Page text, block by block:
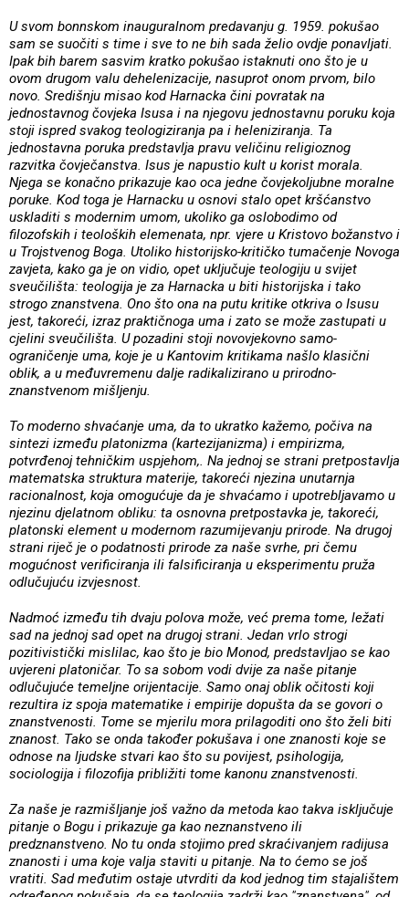
U svom bonnskom inauguralnom predavanju g. 1959. pokušao
sam se suočiti s time i sve to ne bih sada želio ovdje ponavljati.
Ipak bih barem sasvim kratko pokušao istaknuti ono što je u
ovom drugom valu dehelenizacije, nasuprot onom prvom, bilo
novo. Središnju misao kod Harnacka čini povratak na
jednostavnog čovjeka Isusa i na njegovu jednostavnu poruku koja
stoji ispred svakog teologiziranja pa i heleniziranja. Ta
jednostavna poruka predstavlja pravu veličinu religioznog
razvitka čovječanstva. Isus je napustio kult u korist morala.
Njega se konačno prikazuje kao oca jedne čovjekoljubne moralne
poruke. Kod toga je Harnacku u osnovi stalo opet kršćanstvo
uskladiti s modernim umom, ukoliko ga oslobodimo od
filozofskih i teoloških elemenata, npr. vjere u Kristovo božanstvo i
u Trojstvenog Boga. Utoliko historijsko-kritičko tumačenje Novoga
zavjeta, kako ga je on vidio, opet uključuje teologiju u svijet
sveučilišta: teologija je za Harnacka u biti historijska i tako
strogo znanstvena. Ono što ona na putu kritike otkriva o Isusu
jest, takoreći, izraz praktičnoga uma i zato se može zastupati u
cjelini sveučilišta. U pozadini stoji novovjekovno samo-
ograničenje uma, koje je u Kantovim kritikama našlo klasični
oblik, a u međuvremenu dalje radikalizirano u prirodno-
znanstvenom mišljenju.
To moderno shvaćanje uma, da to ukratko kažemo, počiva na
sintezi između platonizma (kartezijanizma) i empirizma,
potvrđenoj tehničkim uspjehom,. Na jednoj se strani pretpostavlja
matematska struktura materije, takoreći njezina unutarnja
racionalnost, koja omogućuje da je shvaćamo i upotrebljavamo u
njezinu djelatnom obliku: ta osnovna pretpostavka je, takoreći,
platonski element u modernom razumijevanju prirode. Na drugoj
strani riječ je o podatnosti prirode za naše svrhe, pri čemu
mogućnost verificiranja ili falsificiranja u eksperimentu pruža
odlučujuću izvjesnost.
Nadmoć između tih dvaju polova može, već prema tome, ležati
sad na jednoj sad opet na drugoj strani. Jedan vrlo strogi
pozitivistički mislilac, kao što je bio Monod, predstavljao se kao
uvjereni platoničar. To sa sobom vodi dvije za naše pitanje
odlučujuće temeljne orijentacije. Samo onaj oblik očitosti koji
rezultira iz spoja matematike i empirije dopušta da se govori o
znanstvenosti. Tome se mjerilu mora prilagoditi ono što želi biti
znanost. Tako se onda također pokušava i one znanosti koje se
odnose na ljudske stvari kao što su povijest, psihologija,
sociologija i filozofija približiti tome kanonu znanstvenosti.
Za naše je razmišljanje još važno da metoda kao takva isključuje
pitanje o Bogu i prikazuje ga kao neznanstveno ili
predznanstveno. No tu onda stojimo pred skraćivanjem radijusa
znanosti i uma koje valja staviti u pitanje. Na to ćemo se još
vratiti. Sad međutim ostaje utvrditi da kod jednog tim stajalištem